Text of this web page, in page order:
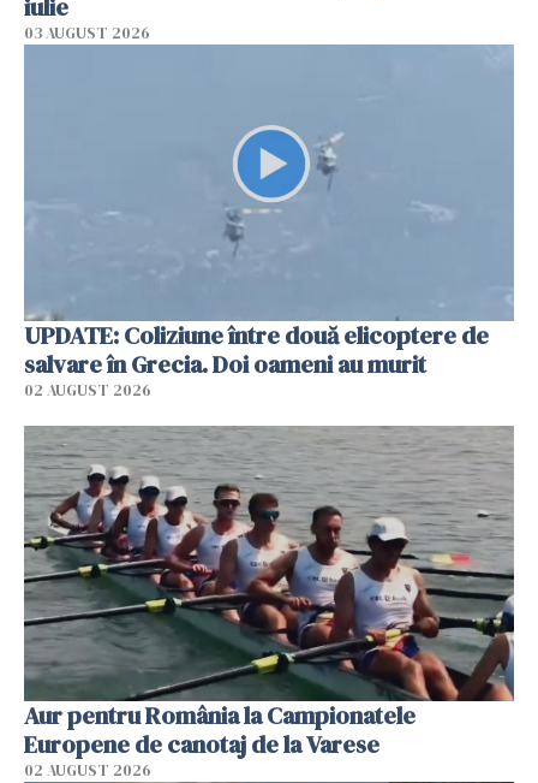
iulie
03 AUGUST 2026
UPDATE: Coliziune între două elicoptere de
salvare în Grecia. Doi oameni au murit
02 AUGUST 2026
Aur pentru România la Campionatele
Europene de canotaj de la Varese
02 AUGUST 2026